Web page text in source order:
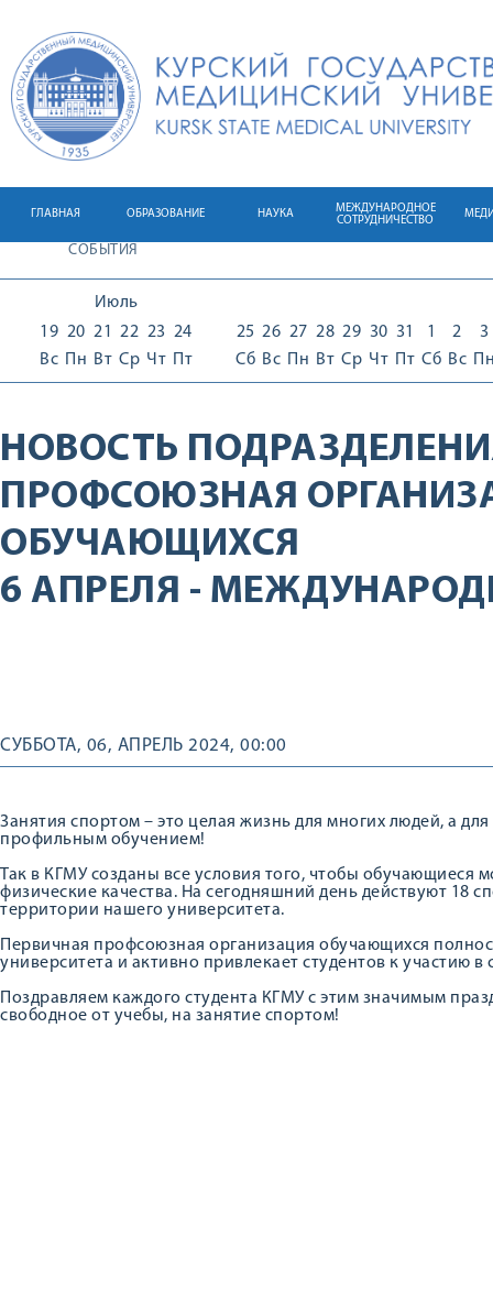
ГЛАВНАЯ ОБРАЗОВАНИЕ НАУКА
МЕЖДУНАРОДНОЕ
СОТРУДНИЧЕСТВО
СОБЫТИЯ
Июль
19
Вс
20
Пн
21
Вт
22
Ср
23
Чт
24
Пт
25
Сб
26
Вс
27
Пн
28
Вт
29
Ср
30
Чт
31
Пт
1
Сб
2
Вс
3
НОВОСТЬ
ПРОФСОЮЗНАЯ
ОБУЧАЮЩИХСЯ
6 АПРЕЛЯ -
СУББОТА, 06, АПРЕЛЬ 2024, 00:00
Занятия спортом – это целая жизнь для многих людей, а
профильным обучением!
Так в КГМУ созданы все условия того, чтобы обучающиеся
физические качества. На сегодняшний день действуют 18
территории нашего университета.
Первичная профсоюзная организация обучающихся
университета и активно привлекает студентов к участию
Поздравляем каждого студента КГМУ с этим значимым
свободное от учебы, на занятие спортом!